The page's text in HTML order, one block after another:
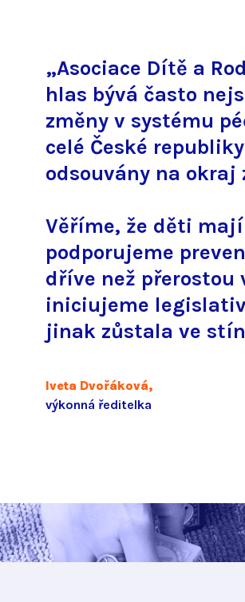
„Asociace Dítě a
hlas bývá často
změny v systému
celé České
odsouvány na okraj
Věříme, že děti
podporujeme
dříve než přerostou
iniciujeme
jinak zůstala ve
Iveta Dvořáková,
výkonná ředitelka